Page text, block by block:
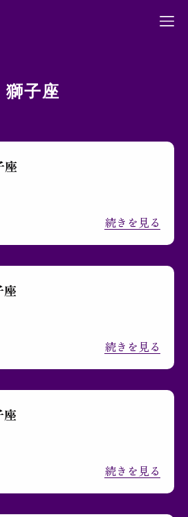
獅子座
座
続きを見る
座
続きを見る
座
続きを見る